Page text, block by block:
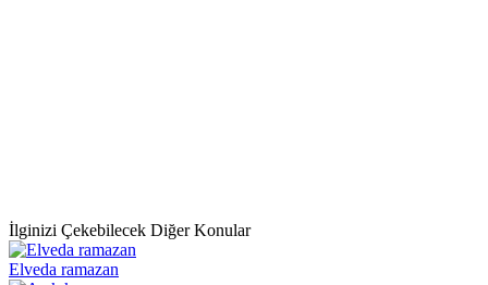
İlginizi Çekebilecek Diğer Konular
Elveda ramazan